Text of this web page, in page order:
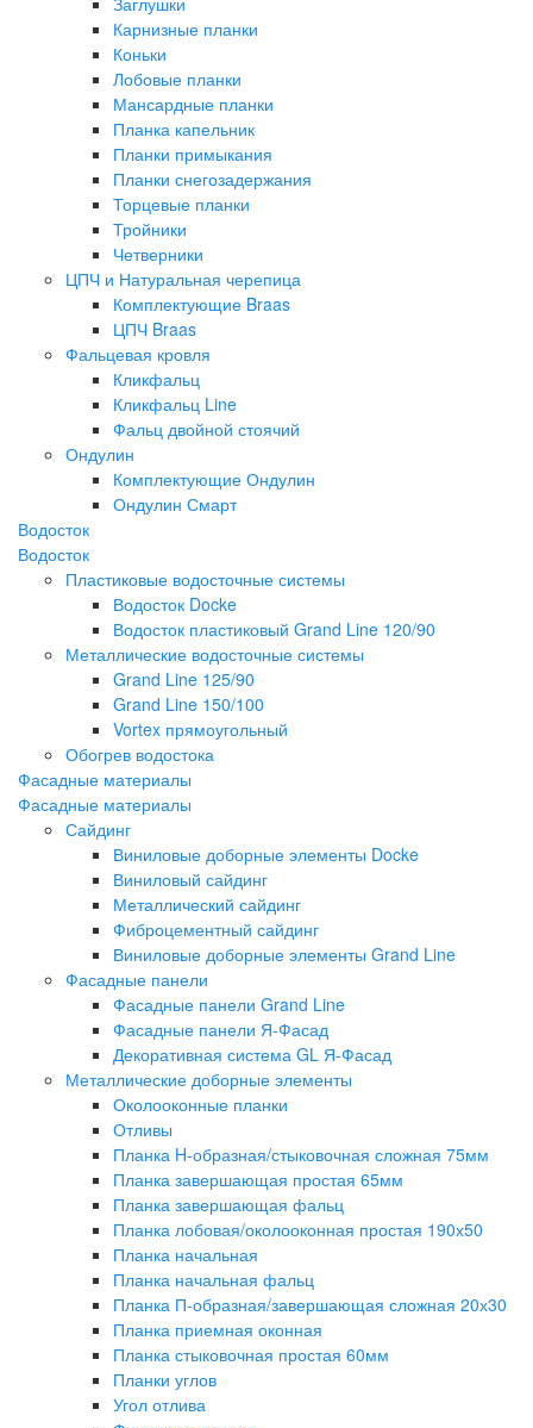
Карнизные планки
Коньки
Лобовые планки
Мансардные планки
Планка капельник
Планки примыкания
Планки снегозадержания
Торцевые планки
Тройники
Четверники
ЦПЧ и Натуральная черепица
Комплектующие Braas
ЦПЧ Braas
Фальцевая кровля
Кликфальц
Кликфальц Line
Фальц двойной стоячий
Ондулин
Комплектующие Ондулин
Ондулин Смарт
Водосток
Водосток
Пластиковые водосточные системы
Водосток Docke
Водосток пластиковый Grand Line 120/90
Металлические водосточные системы
Grand Line 125/90
Grand Line 150/100
Vortex прямоугольный
Обогрев водостока
Фасадные материалы
Фасадные материалы
Сайдинг
Виниловые доборные элементы Docke
Виниловый сайдинг
Металлический сайдинг
Фиброцементный сайдинг
Виниловые доборные элементы Grand Line
Фасадные панели
Фасадные панели Grand Line
Фасадные панели Я-Фасад
Декоративная система GL Я-Фасад
Металлические доборные элементы
Околооконные планки
Отливы
Планка H-образная/стыковочная сложная 75мм
Планка завершающая простая 65мм
Планка завершающая фальц
Планка лобовая/околооконная простая 190х50
Планка начальная
Планка начальная фальц
Планка П-образная/завершающая сложная 20х30
Планка приемная оконная
Планка стыковочная простая 60мм
Планки углов
Угол отлива